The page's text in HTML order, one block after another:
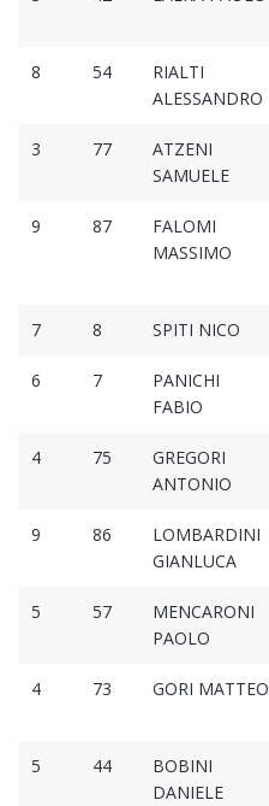
8 54
RIALTI
ALESSANDRO
3 77
ATZENI
SAMUELE
9 87
FALOMI
MASSIMO
7 8 SPITI NICO
6 7
PANICHI
FABIO
4 75
GREGORI
ANTONIO
9 86
LOMBARDINI
GIANLUCA
5 57
MENCARONI
PAOLO
4 73 GORI MATTEO
5 44
BOBINI
DANIELE